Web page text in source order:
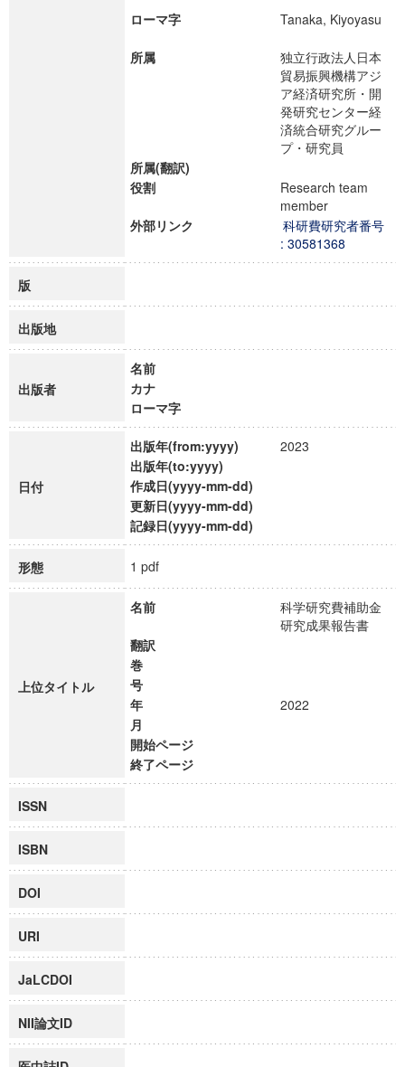
ローマ字 Tanaka, Kiyoyasu
所属
独立行政法人日本
貿易振興機構アジ
ア経済研究所・開
発研究センター経
済統合研究グルー
プ・研究員
所属(翻訳)
役割
Research team
member
外部リンク
科研費研究者番号
: 30581368
版
出版地
出版者
名前
カナ
ローマ字
日付
出版年(from:yyyy)
2023
出版年(to:yyyy)
作成日(yyyy-mm-dd)
更新日(yyyy-mm-dd)
記録日(yyyy-mm-dd)
形態 1 pdf
上位タイトル
名前
科学研究費補助金
研究成果報告書
翻訳
巻
号
年
2022
月
開始ページ
終了ページ
ISSN
ISBN
DOI
URI
JaLCDOI
NII論文ID